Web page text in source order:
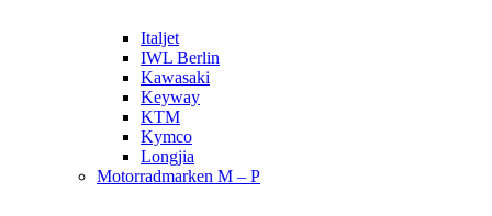
Italjet
IWL Berlin
Kawasaki
Keyway
KTM
Kymco
Longjia
Motorradmarken M – P